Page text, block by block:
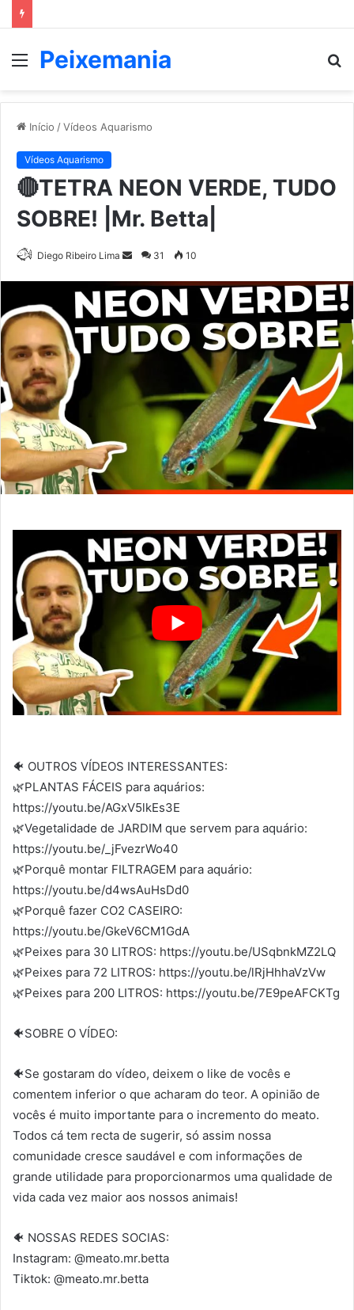
Menu
Peixemania
Início /Vídeos Aquarismo
Vídeos Aquarismo
🔴TETRA NEON VERDE, TUDO
SOBRE! |Mr. Betta|
Diego Ribeiro Lima
Mande
e-
mail
31 10
🐠 OUTROS VÍDEOS INTERESSANTES:
🌿PLANTAS FÁCEIS para aquários:
https://youtu.be/AGxV5lkEs3E
🌿Vegetalidade de JARDIM que servem para aquário:
https://youtu.be/_jFvezrWo40
🌿Porquê montar FILTRAGEM para aquário:
https://youtu.be/d4wsAuHsDd0
🌿Porquê fazer CO2 CASEIRO:
https://youtu.be/GkeV6CM1GdA
🌿Peixes para 30 LITROS: https://youtu.be/USqbnkMZ2LQ
🌿Peixes para 72 LITROS: https://youtu.be/lRjHhhaVzVw
🌿Peixes para 200 LITROS: https://youtu.be/7E9peAFCKTg
🐠SOBRE O VÍDEO:
🐠Se gostaram do vídeo, deixem o like de vocês e
comentem inferior o que acharam do teor. A opinião de
vocês é muito importante para o incremento do meato.
Todos cá tem recta de sugerir, só assim nossa
comunidade cresce saudável e com informações de
grande utilidade para proporcionarmos uma qualidade de
vida cada vez maior aos nossos animais!
🐠 NOSSAS REDES SOCIAS:
Instagram: @meato.mr.betta
Tiktok: @meato.mr.betta